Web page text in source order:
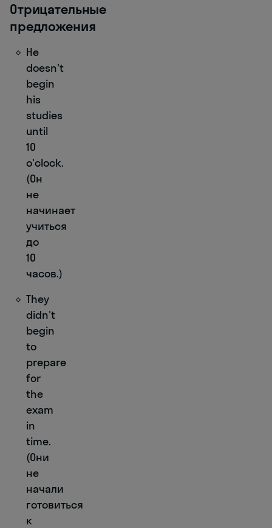
Отрицательные
предложения
He
doesn't
begin
his
studies
until
10
o'clock.
(Он
не
начинает
учиться
до
10
часов.)
They
didn't
begin
to
prepare
for
the
exam
in
time.
(Они
не
начали
готовиться
к